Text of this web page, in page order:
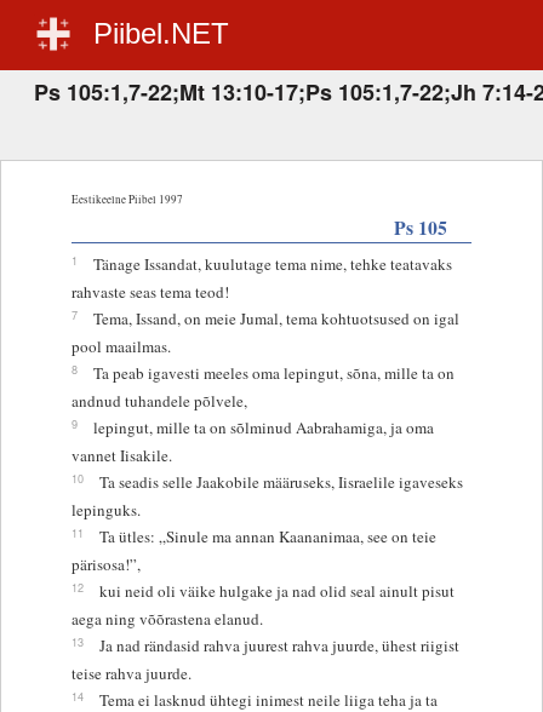
Piibel.NET
Ps 105:1,7-22;Mt 13:10-17;Ps 105:1,7-22;Jh 7:14-
Eestikeelne Piibel 1997
Ps 105
1
Tänage Issandat, kuulutage tema nime, tehke teatavaks
rahvaste seas tema teod!
7
Tema, Issand, on meie Jumal, tema kohtuotsused on igal
pool maailmas.
8
Ta peab igavesti meeles oma lepingut, sõna, mille ta on
andnud tuhandele põlvele,
9
lepingut, mille ta on sõlminud Aabrahamiga, ja oma
vannet Iisakile.
10
Ta seadis selle Jaakobile määruseks, Iisraelile igaveseks
lepinguks.
11
Ta ütles: „Sinule ma annan Kaananimaa, see on teie
pärisosa!”,
12
kui neid oli väike hulgake ja nad olid seal ainult pisut
aega ning võõrastena elanud.
13
Ja nad rändasid rahva juurest rahva juurde, ühest riigist
teise rahva juurde.
14
Tema ei lasknud ühtegi inimest neile liiga teha ja ta